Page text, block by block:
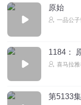
原始
一品公子
1184：
喜马拉
第5133